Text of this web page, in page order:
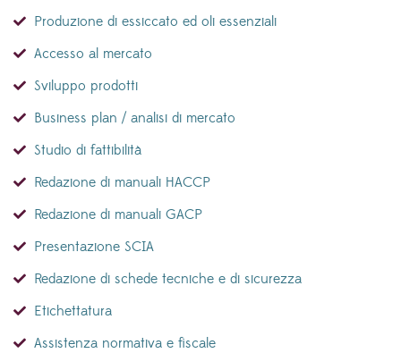
Produzione di essiccato ed oli essenziali
Accesso al mercato
Sviluppo prodotti
Business plan / analisi di mercato
Studio di fattibilità
Redazione di manuali HACCP
Redazione di manuali GACP
Presentazione SCIA
Redazione di schede tecniche e di sicurezza
Etichettatura
Assistenza normativa e fiscale